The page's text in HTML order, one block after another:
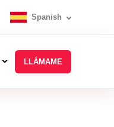
Spanish
LLÁMAME